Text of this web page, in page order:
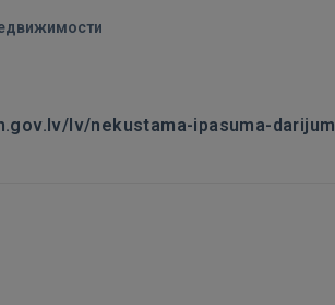
lv/nekustama-ipasuma-